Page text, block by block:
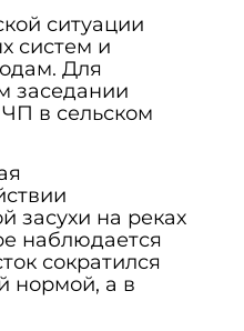
ситуации
систем и
Для
заседании
в сельском
засухи на реках
наблюдается
сократился
нормой, а в